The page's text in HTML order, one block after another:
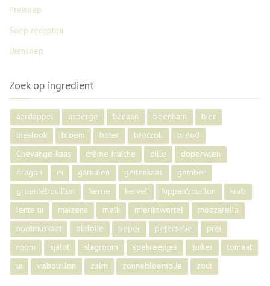
Preisoep
Soep recepten
Uiensoep
Zoek op ingrediënt
aardappel asperge banaan beenham
bier
bieslook
bloem boter broccoli
brood
Chevange-kaas
crème fraîche dille
doperwten
dragon
ei garnalen geitenkaas
gember
groentebouillon
kerrie kervel kippenbouillon
krab
lente ui
maizena melk mierikswortel
mozzarella
nootmuskaat
olijfolie peper peterselie
prei
room
sjalot slagroom spekreepjes suiker
tomaat
ui
visbouillon zalm zonnebloemolie zout